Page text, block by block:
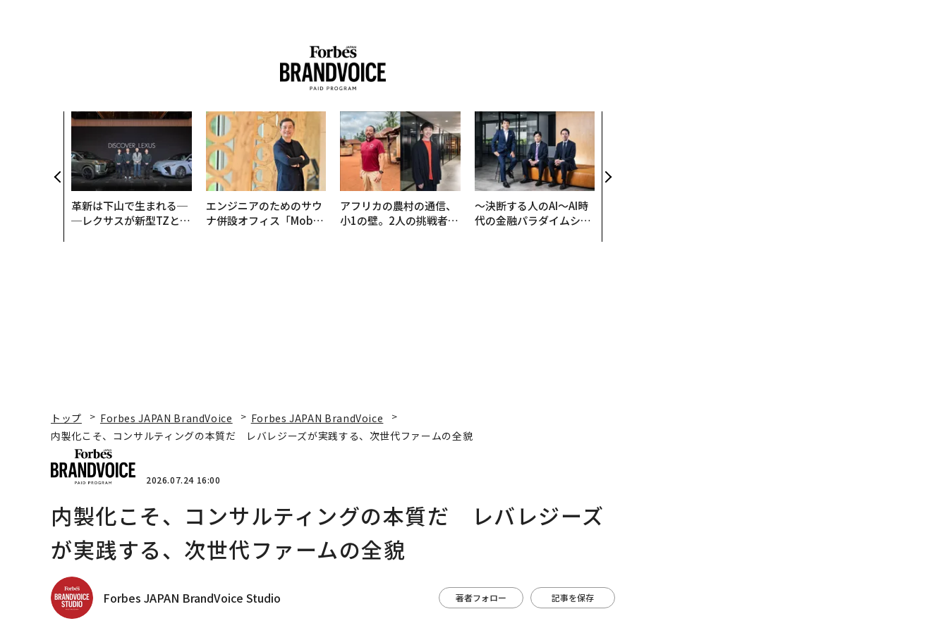
革新は下山で生まれる─
─レクサスが新型TZとE
エンジニアのためのサウ
ナ併設オフィス「Mobiu
アフリカの農村の通信、
小1の壁。2人の挑戦者が
〜決断する人のAI〜AI時
代の金融パラダイムシフ
トップ Forbes JAPAN BrandVoice
Forbes JAPAN BrandVoice
内製化こそ、コンサルティングの本質だ レバレジーズが実践する、次世代ファームの全貌
2026.07.24 16:00
内製化こそ、コンサルティングの本質だ レバレジーズ
が実践する、次世代ファームの全貌
Forbes JAPAN BrandVoice Studio 著者フォロー 記事を保存